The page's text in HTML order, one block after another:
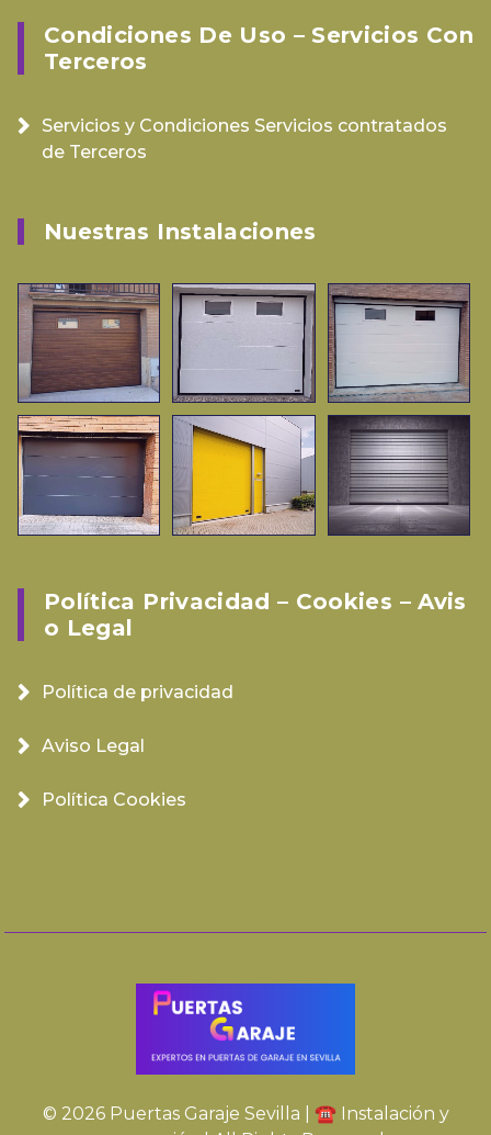
Condiciones De Uso – Servicios Con
Terceros
Servicios y Condiciones Servicios contratados
de Terceros
Nuestras Instalaciones
Política Privacidad – Cookies – Avis
O Legal
Política de privacidad
Aviso Legal
Política Cookies
© 2026 Puertas Garaje Sevilla | ☎️ Instalación y